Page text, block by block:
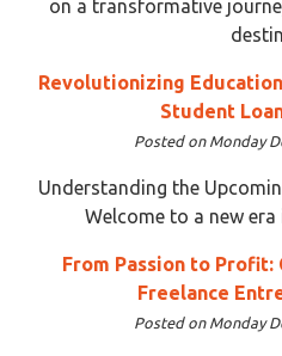
on a transformative
Revolutionizing Education
Student
Posted on Monday
Understanding the
Welcome to a new
From Passion to
Freelance
Posted on Monday